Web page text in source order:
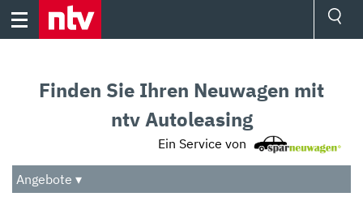
Skip
Audio
Das Beste
Finden Sie Ihren Neuwagen mit
ntv Autoleasing
Ein Service von
Angebote ▾